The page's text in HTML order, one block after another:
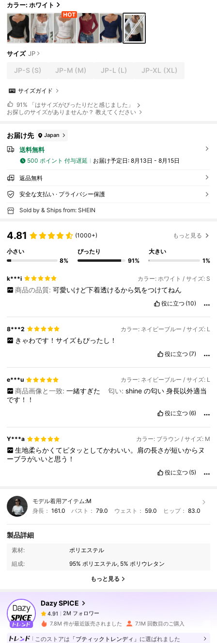
カラー: ホワイト
サイズ JP
JP-S (S) JP-M (M) JP-L (L) JP-XL (XL)
サイズガイド
91% 「はサイズがぴったりだと感じました」
お探しのサイズがありませんか？ 教えてください
お届け先 Japan
送料無料
500 ポイント 付与遅延 お届け予定日: 8月13日 - 8月15日
返品無料
安全な支払い · プライバシー保護
Sold by & Ships from: SHEIN
4.81 (1000+) もっと見る
小さい
8%
ぴったり
91%
大きい
1%
k***i カラー: ホワイト / サイズ: S
商品の品質: 可愛いけど下着透けるから気をつけてねん
役に立つ (10)
8***2 カラー: ネイビーブルー / サイズ: L
きゃわです！サイズもぴったし！
役に立つ (7)
e***u カラー: ネイビーブルー / サイズ: L
商品画像と一致: 一緒すぎた 匂い: shine の匂い 身長以外適当
です！！
役に立つ (6)
Y***a カラー: ブラウン / サイズ: M
生地柔らかくてピタッとしてかわいい。肩の長さが短いからヌ
ーブラがいいと思う！
役に立つ (5)
モデル着用アイテム:M
身長： 161.0 バスト：79.0 ウェスト： 59.0 ヒップ： 83.0
製品詳細
素材:
ポリエステル
組成:
95% ポリエステル, 5% ポリウレタン
もっと見る
Dazy SPICE
4.91
2M フォロワー
m***nは 2時間前に購入しました
4.91 2M フォロワー
7.8M 件が最近販売されました 7.1M 回数目のご購入
このストアは 「ブティックトレンディ」 に選ばれました